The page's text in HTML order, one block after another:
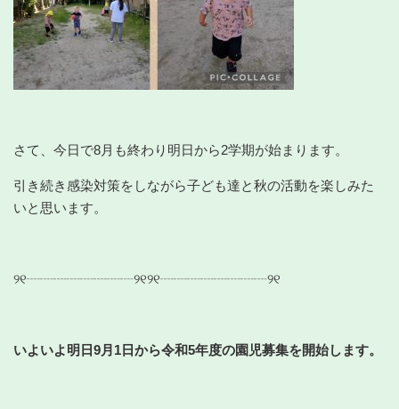
さて、今日で8月も終わり明日から2学期が始まります。
引き続き感染対策をしながら子ども達と秋の活動を楽しみた
いと思います。
୨୧┈┈┈┈┈┈┈┈୨୧୨୧┈┈┈┈┈┈┈┈୨୧
いよいよ明日9月1日から令和5年度の園児募集を開始します。